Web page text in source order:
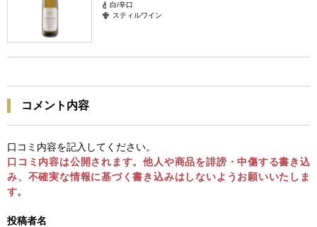
白/辛口
スティルワイン
コメント内容
口コミ内容を記入してください。
口コミ内容は公開されます。他人や商品を誹謗・中傷する書き込
み、不確実な情報に基づく書き込みはしないようお願いいたしま
す。
投稿者名